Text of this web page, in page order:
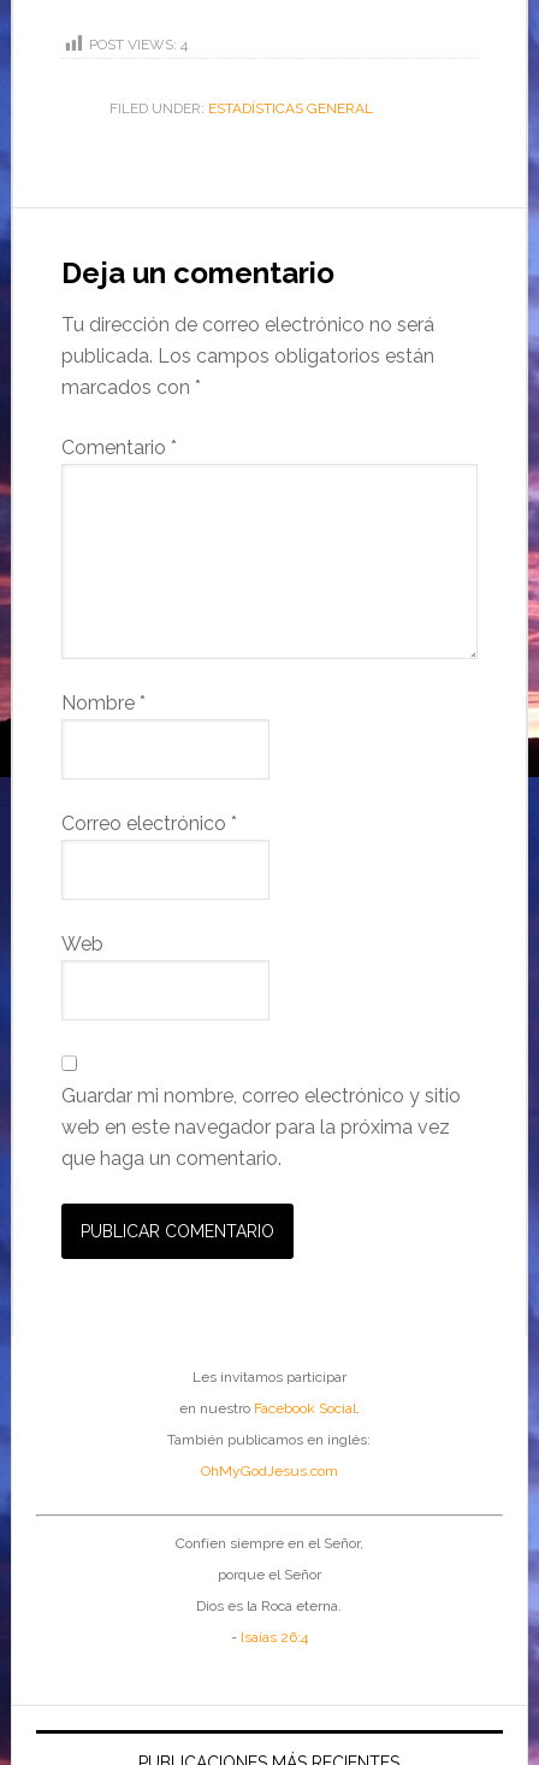
POST VIEWS: 4
FILED UNDER: ESTADÍSTICAS GENERAL
Deja un comentario
Tu dirección de correo electrónico no será
publicada. Los campos obligatorios están
marcados con *
Comentario *
Nombre *
Correo electrónico *
Web
Guardar mi nombre, correo electrónico y sitio
web en este navegador para la próxima vez
que haga un comentario.
Les invitamos participar
en nuestro Facebook Social
También publicamos en inglés:
OhMyGodJesus.com
Confíen siempre en el Señor,
porque el Señor
Dios es la Roca eterna.
- Isaías 26:4